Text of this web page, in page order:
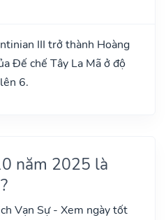
III trở thành Hoàng
Đế chế Tây La Mã ở độ
6.
năm 2025 là
Vạn Sự - Xem ngày tốt